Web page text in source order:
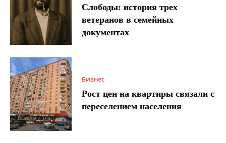
Слободы: история трех
ветеранов в семейных
документах
Бизнес
Рост цен на квартиры связали с
переселением населения